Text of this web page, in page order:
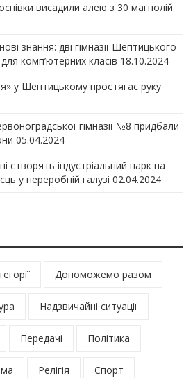
висадили алею з 30 магнолій
знання: дві гімназії Шептицького
комп’ютерних класів 18.10.2024
у Шептицькому простягає руку
гімназії №8 придбали
05.04.2024
створять індустріальний парк на
у переробній галузі 02.04.2024
Допоможемо разом
Надзвичайні ситуації
Передачі Політика
Релігія Спорт